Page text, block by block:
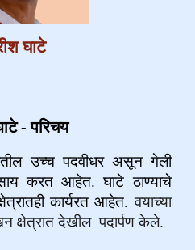
घाटे
- परिचय
उच्च पदवीधर असून गेली
करत आहेत. घाटे ठाण्याचे
कार्यरत आहेत.वयाच्या
क्षेत्रात देखील पदार्पण केले.